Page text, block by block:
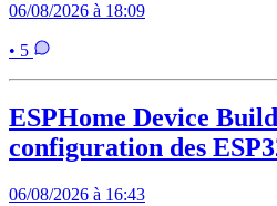
06/08/2026 à 18:09
• 5
ESPHome Device
configuration des
06/08/2026 à 16:43